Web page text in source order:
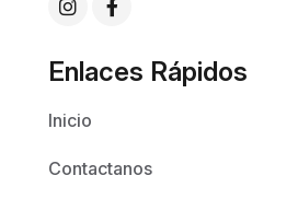
Enlaces Rápidos
Inicio
Contactanos